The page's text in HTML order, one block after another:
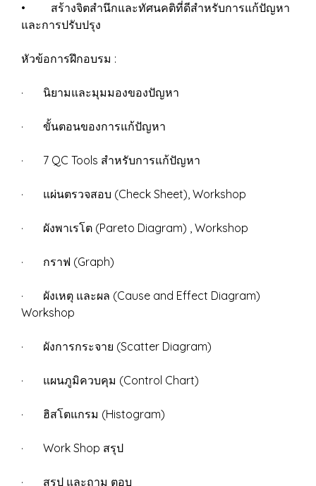
• สร้างจิตสำนึกและทัศนคติที่ดีสำหรับการแก้ปัญหา
และการปรับปรุง
หัวข้อการฝึกอบรม :
· นิยามและมุมมองของปัญหา
· ขั้นตอนของการแก้ปัญหา
· 7 QC Tools สำหรับการแก้ปัญหา
· แผ่นตรวจสอบ (Check Sheet), Workshop
· ผังพาเรโต (Pareto Diagram) , Workshop
· กราฟ (Graph)
· ผังเหตุ และผล (Cause and Effect Diagram)
Workshop
· ผังการกระจาย (Scatter Diagram)
· แผนภูมิควบคุม (Control Chart)
· ฮิสโตแกรม (Histogram)
· Work Shop สรุป
· สรุป และถาม ตอบ